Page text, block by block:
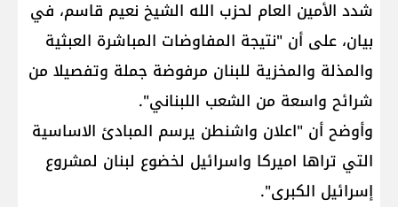
شدد الأمين العام لحزب الله الشيخ ​نعيم قاسم​، في
بيان، على أن "نتيجة المفاوضات المباشرة العبثية
والمذلة والمخزية ل​لبنان​ مرفوضة جملة وتفصيلا من
شرائح واسعة من الشعب اللبناني".
وأوضح أن "اعلان واشنطن يرسم المبادئ الاساسية
التي تراها اميركا واسرائيل لخضوع لبنان لمشروع
إسرائيل الكبرى".